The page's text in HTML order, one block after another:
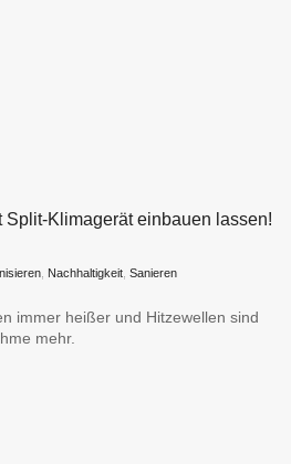
Split-Klimagerät einbauen lassen!
, Nachhaltigkeit, Sanieren
immer heißer und Hitzewellen sind
mehr.